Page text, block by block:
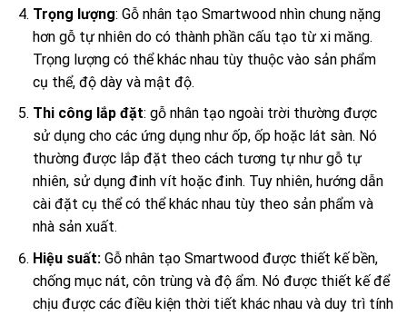
Trọng lượng: Gỗ nhân tạo Smartwood nhìn chung nặng
hơn gỗ tự nhiên do có thành phần cấu tạo từ xi măng.
Trọng lượng có thể khác nhau tùy thuộc vào sản phẩm
cụ thể, độ dày và mật độ.
Thi công lắp đặt: gỗ nhân tạo ngoài trời thường được
sử dụng cho các ứng dụng như ốp, ốp hoặc lát sàn. Nó
thường được lắp đặt theo cách tương tự như gỗ tự
nhiên, sử dụng đinh vít hoặc đinh. Tuy nhiên, hướng dẫn
cài đặt cụ thể có thể khác nhau tùy theo sản phẩm và
nhà sản xuất.
Hiệu suất:Gỗ nhân tạo Smartwood được thiết kế bền,
chống mục nát, côn trùng và độ ẩm. Nó được thiết kế để
chịu được các điều kiện thời tiết khác nhau và duy trì tính